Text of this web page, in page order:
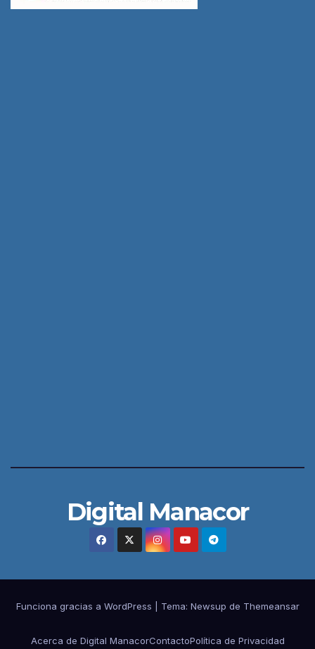
Digital Manacor
Funciona gracias a WordPress Tema: Newsup de Themeansar
Acerca de Digital ManacorContactoPolítica de Privacidad